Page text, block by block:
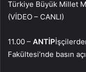
Türkiye Büyük Millet
(VİDEO – CANLI)
11.00 – ANTİP
Fakültesi’nde basın